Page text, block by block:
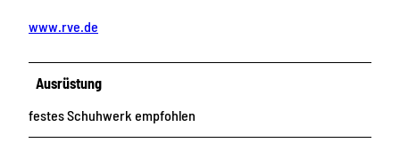
www.rve.de
Ausrüstung
festes Schuhwerk empfohlen